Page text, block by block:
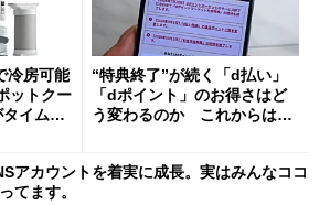
冷房可能
ットクー
イムセ
“特典終了”が続く「d払い」
「dポイント」のお得さはど
う変わるのか これからは
アカウントを着実に成長。実はみんなココ
てます。